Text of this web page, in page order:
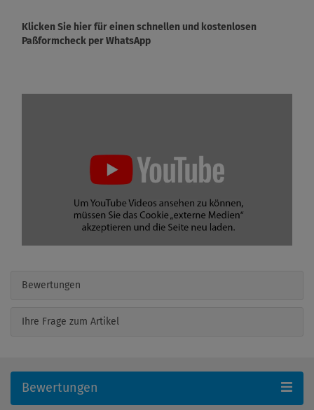
Klicken Sie hier für einen schnellen und kostenlosen
Paßformcheck per WhatsApp
Bewertungen
Ihre Frage zum Artikel
Bewertungen